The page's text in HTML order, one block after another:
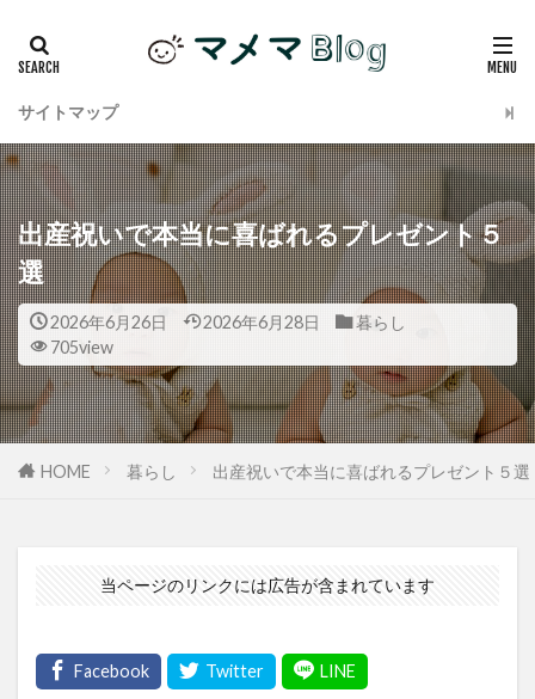
サイトマップ
出産祝いで本当に喜ばれるプレゼント５
選
2026年6月26日 2026年6月28日
暮らし
705view
HOME 暮らし 出産祝いで本当に喜ばれるプレゼント５選
当ページのリンクには広告が含まれています